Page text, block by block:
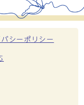
シーポリシー